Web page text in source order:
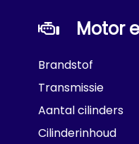
Motor
Brandstof
Transmissie
Aantal cilinders
Cilinderinhoud